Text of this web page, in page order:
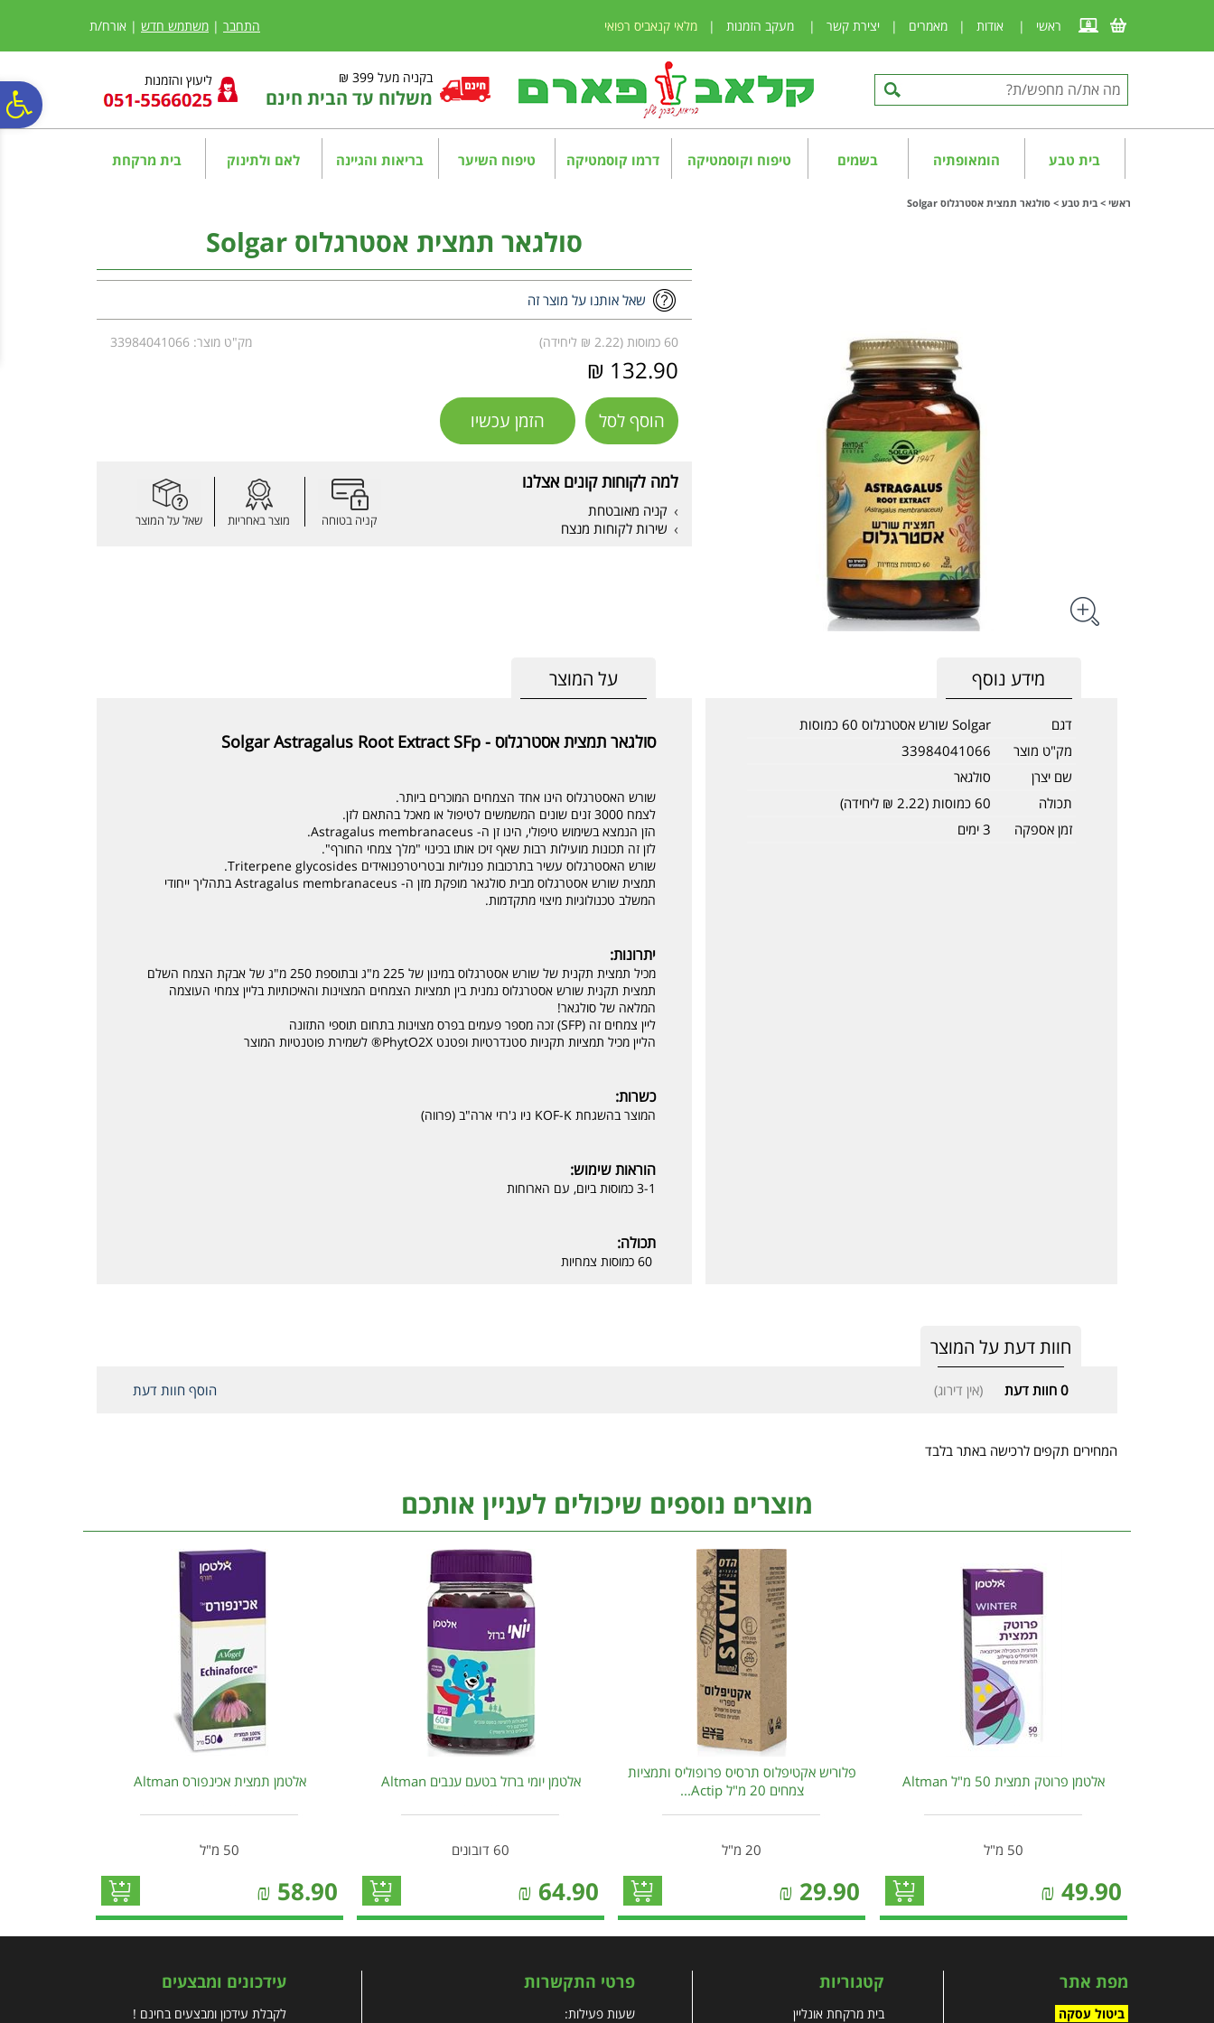
נגישות
אתר
המרכזי
ראשי | אודות | מאמרים | יצירת קשר | מעקב הזמנות | מלאי קנאביס רפואי התחבר | משתמש חדש | אורח/ת
בקניה מעל 399 ₪
משלוח עד הבית חינם
ליעוץ והזמנות
בית טבע הומאופתיה בשמים טיפוח וקוסמטיקה דרמו קוסמטיקה טיפוח השיער בריאות והגיינה לאם ולתינוק בית מרקחת
ראשי > בית טבע > סולגאר תמצית אסטרגלוס Solgar
סולגאר תמצית אסטרגלוס Solgar
שאל אותנו על מוצר זה
60 כמוסות (2.22 ₪ ליחידה) מק"ט מוצר: 33984041066
132.90 ₪
הוסף לסל הזמן עכשיו
למה לקוחות קונים אצלנו
קניה מאובטחת
שירות לקוחות מנצח
קניה בטוחה מוצר באחריות שאל על המוצר
על המוצר
סולגאר תמצית אסטרגלוס - Solgar Astragalus Root Extract SFp
שורש האסטרגלוס הינו אחד הצמחים המוכרים ביותר.
לצמח 3000 זנים שונים המשמשים לטיפול או מאכל בהתאם לזן.
הזן הנמצא בשימוש טיפולי, הינו זן ה- Astragalus membranaceus.
לזן זה תכונות מועילות רבות שאף זיכו אותו בכינוי "מלך צמחי החורף".
שורש האסטרגלוס עשיר בתרכובות פנוליות ובטריטרפנואידים Triterpene glycosides.
תמצית שורש אסטרגלוס מבית סולגאר מופקת מזן ה- Astragalus membranaceus בתהליך ייחודי
המשלב טכנולוגיות מיצוי מתקדמות.
יתרונות:
מכיל תמצית תקנית של שורש אסטרגלוס במינון של 225 מ"ג ובתוספת 250 מ"ג של אבקת הצמח השלם
תמצית תקנית שורש אסטרגלוס נמנית בין תמציות הצמחים המצוינות והאיכותיות בליין צמחי העוצמה
המלאה של סולגאר!
ליין צמחים זה (SFP) זכה מספר פעמים בפרס מצוינות בתחום תוספי התזונה
הליין מכיל תמציות תקניות סטנדרטיות ופטנט PhytO2X® לשמירת פוטנטיות המוצר
כשרות:
המוצר בהשגחת KOF-K ניו ג'רזי ארה"ב (פרווה)
הוראות שימוש:
3-1 כמוסות ביום, עם הארוחות
תכולה:
מידע נוסף
דגם
Solgar שורש אסטרגלוס 60 כמוסות
מק"ט מוצר
33984041066
שם יצרן
סולגאר
תכולה
60 כמוסות (2.22 ₪ ליחידה)
זמן אספקה
3 ימים
חוות דעת על המוצר
0 חוות דעת (אין דירוג) הוסף חוות דעת
המחירים תקפים לרכישה באתר בלבד
מוצרים נוספים שיכולים לעניין אותכם
אלטמן פרוטק תמצית 50 מ"ל Altman
50 מ"ל
49.90
₪
פלוריש אקטיפלוס תרסיס פרופוליס ותמציות
צמחים 20 מ"ל Actip...
20 מ"ל
29.90
₪
אלטמן יומי ברזל בטעם ענבים Altman
60 דובונים
64.90
₪
אלטמן תמצית אכינפורס Altman
50 מ"ל
58.90
₪
מפת אתר
ביטול עסקה
קטגוריות
בית מרקחת אונליין
פרטי התקשרות
שעות פעילות:
עידכונים ומבצעים
לקבלת עידכון ומבצעים בחינם !